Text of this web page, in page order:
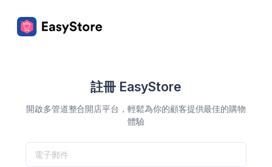
註冊 EasyStore
開啟多管道整合開店平台，輕鬆為你的顧客提供最佳的購物
體驗